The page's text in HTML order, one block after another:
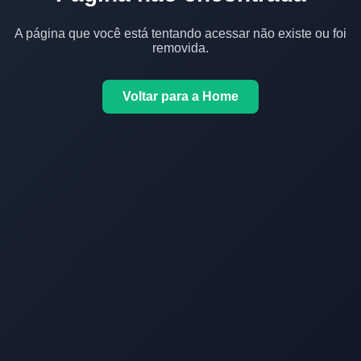
A página que você está tentando acessar não existe ou foi
removida.
Voltar para a Home